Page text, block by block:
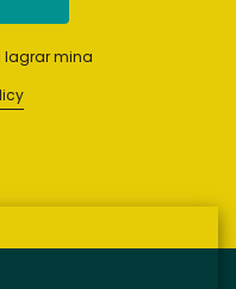
lagrar mina